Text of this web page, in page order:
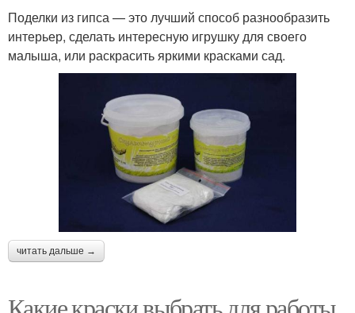
Поделки из гипса — это лучший способ разнообразить
интерьер, сделать интересную игрушку для своего
малыша, или раскрасить яркими красками сад.
читать дальше →